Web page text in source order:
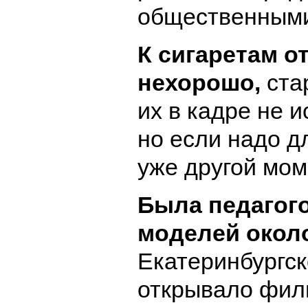
К сигаретам
нехорошо,
их в кадре не
но если надо
уже другой
Была
моделей
открывало